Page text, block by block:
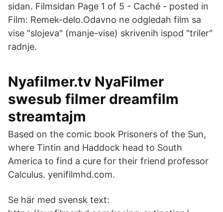
sidan. Filmsidan Page 1 of 5 - Caché - posted in
Film: Remek-delo.Odavno ne odgledah film sa
vise "slojeva" (manje-vise) skrivenih ispod "triler"
radnje.
Nyafilmer.tv NyaFilmer
swesub filmer dreamfilm
streamtajm
Based on the comic book Prisoners of the Sun,
where Tintin and Haddock head to South
America to find a cure for their friend professor
Calculus. yenifilmhd.com.
Se här med svensk text: